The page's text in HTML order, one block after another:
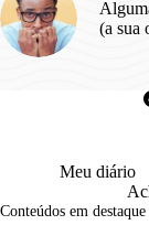
(a sua
Meu diário
Conteúdos em destaque